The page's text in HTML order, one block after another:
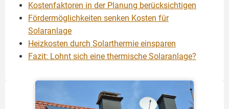
Kostenfaktoren in der Planung berücksichtigen
Fördermöglichkeiten senken Kosten für
Solaranlage
Heizkosten durch Solarthermie einsparen
Fazit: Lohnt sich eine thermische Solaranlage?